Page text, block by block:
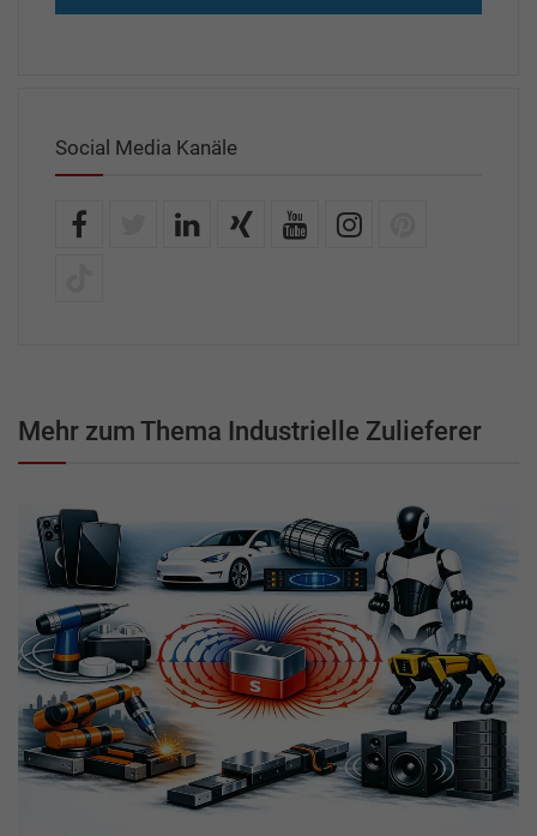
Social Media Kanäle
Mehr zum Thema Industrielle Zulieferer